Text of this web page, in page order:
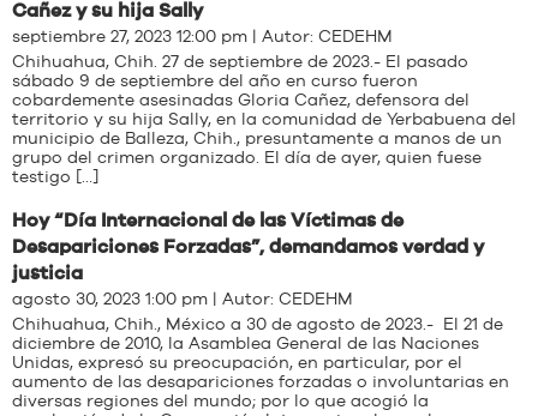
Cañez y su hija Sally
septiembre 27, 2023 12:00 pm | Autor: CEDEHM
Chihuahua, Chih. 27 de septiembre de 2023.- El pasado
sábado 9 de septiembre del año en curso fueron
cobardemente asesinadas Gloria Cañez, defensora del
territorio y su hija Sally, en la comunidad de Yerbabuena del
municipio de Balleza, Chih., presuntamente a manos de un
grupo del crimen organizado. El día de ayer, quien fuese
testigo […]
Hoy “Día Internacional de las Víctimas de
Desapariciones Forzadas”, demandamos verdad y
justicia
agosto 30, 2023 1:00 pm | Autor: CEDEHM
Chihuahua, Chih., México a 30 de agosto de 2023.- El 21 de
diciembre de 2010, la Asamblea General de las Naciones
Unidas, expresó su preocupación, en particular, por el
aumento de las desapariciones forzadas o involuntarias en
diversas regiones del mundo; por lo que acogió la